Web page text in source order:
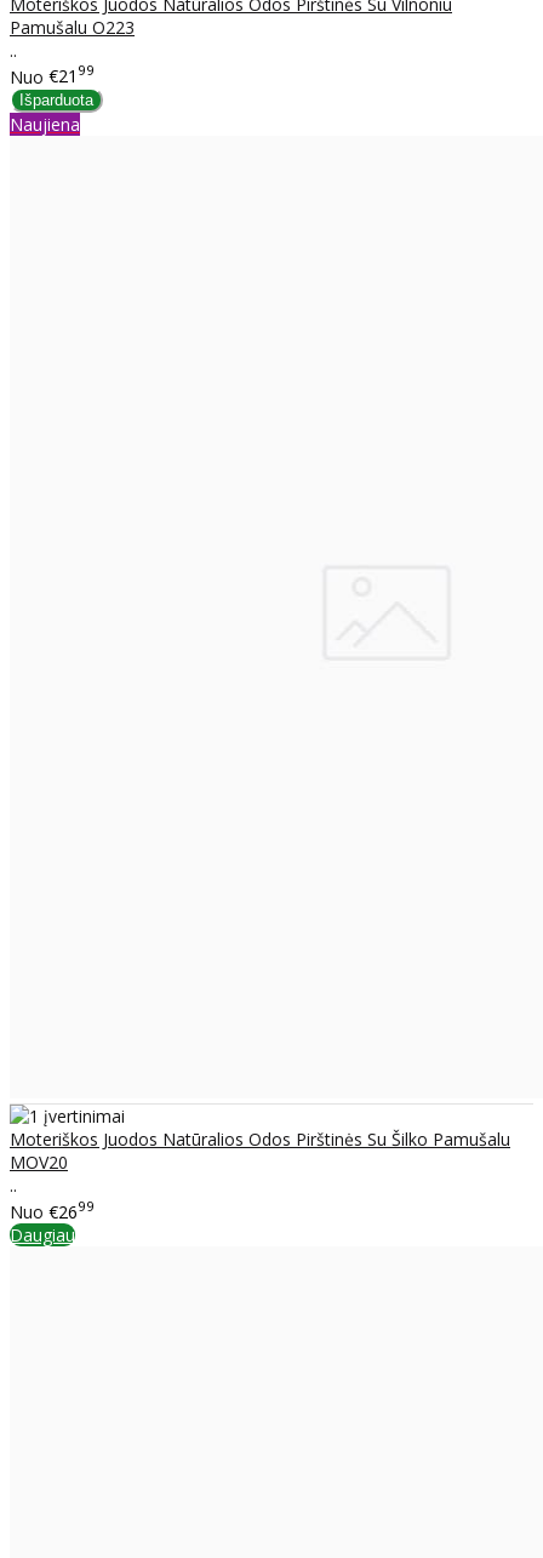
Pamušalu O223
..
Nuo €21 99
Naujiena
Moteriškos Juodos Natūralios Odos Pirštinės Su Šilko Pamušalu
MOV20
..
Nuo €2699
Daugiau